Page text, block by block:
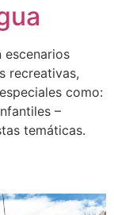
escenarios
recreativas,
como:
–
temáticas.